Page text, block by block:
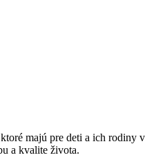
majú pre deti a ich rodiny
a kvalite života.